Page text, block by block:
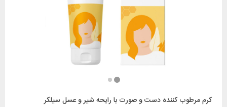
کرم مرطوب کننده دست و صورت با رایحه شیر و عسل سیلکر